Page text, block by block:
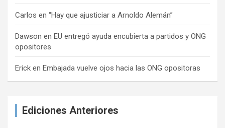
Carlos en “Hay que ajusticiar a Arnoldo Alemán”
Dawson en EU entregó ayuda encubierta a partidos y ONG
opositores
Erick en Embajada vuelve ojos hacia las ONG opositoras
Ediciones Anteriores